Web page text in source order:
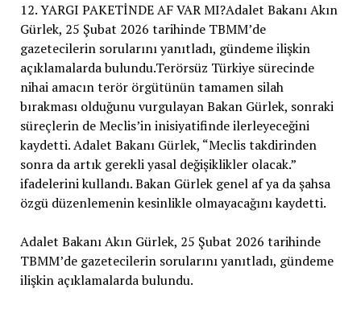
12. YARGI PAKETİNDE AF VAR MI?Adalet Bakanı Akın
Gürlek, 25 Şubat 2026 tarihinde TBMM’de
gazetecilerin sorularını yanıtladı, gündeme ilişkin
açıklamalarda bulundu.Terörsüz Türkiye sürecinde
nihai amacın terör örgütünün tamamen silah
bırakması olduğunu vurgulayan Bakan Gürlek, sonraki
süreçlerin de Meclis’in inisiyatifinde ilerleyeceğini
kaydetti. Adalet Bakanı Gürlek, “Meclis takdirinden
sonra da artık gerekli yasal değişiklikler olacak.”
ifadelerini kullandı. Bakan Gürlek genel af ya da şahsa
özgü düzenlemenin kesinlikle olmayacağını kaydetti.
Adalet Bakanı Akın Gürlek, 25 Şubat 2026 tarihinde
TBMM’de gazetecilerin sorularını yanıtladı, gündeme
ilişkin açıklamalarda bulundu.